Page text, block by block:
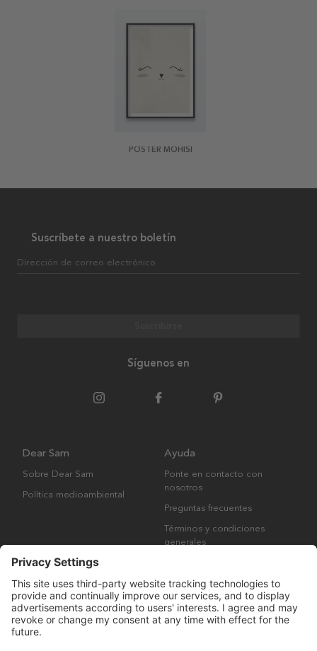
POSTER MOHISI
Suscríbete a nuestro boletín
Dirección de correo electrónico
Síguenos en
Dear Sam
Sobre Dear Sam
Política medioambiental
Ayuda
Ponte en contacto con
nosotros
Preguntas frecuentes
Términos y condiciones
generales
Derechos de autor © Many Brands AB 2023. Todos los derechos